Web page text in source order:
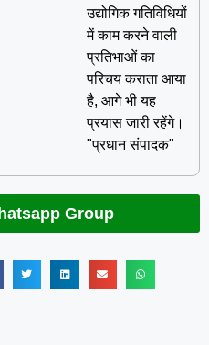
उद्योगिक गतिविधियों
में काम करने वाली
प्रतिभाओं का
परिचय कराता आया
है, आगे भी यह
प्रयास जारी रहेंगे।
"प्रधान संपादक"
Group